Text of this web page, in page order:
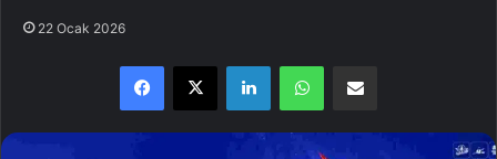
22 Ocak 2026